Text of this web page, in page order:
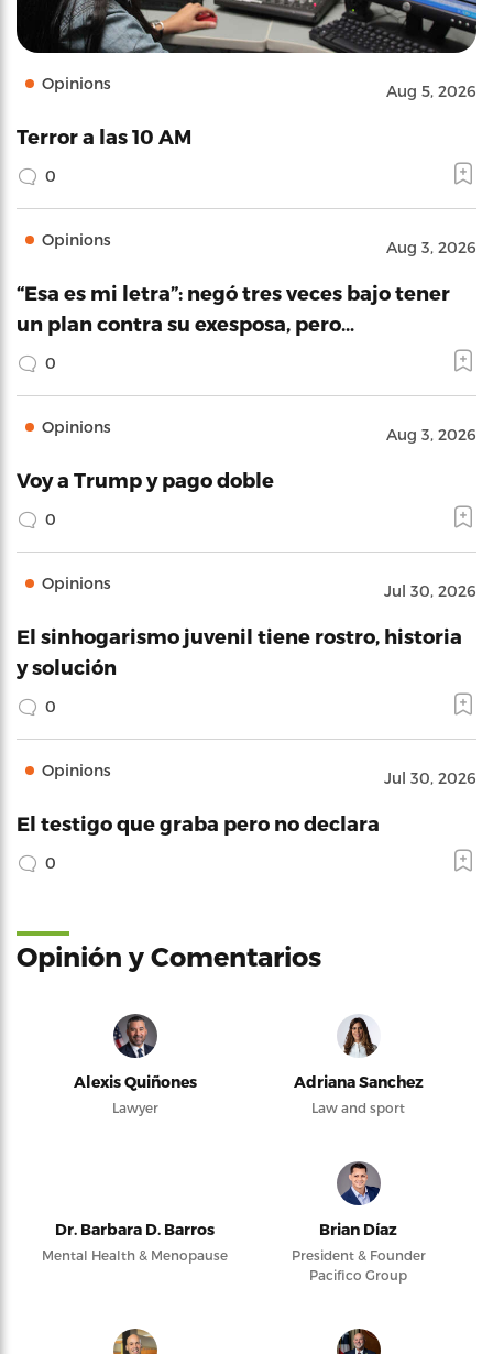
Opinions Aug 5, 2026
Terror a las 10 AM
0
Opinions Aug 3, 2026
“Esa es mi letra”: negó tres veces bajo tener
un plan contra su exesposa, pero…
0
Opinions Aug 3, 2026
Voy a Trump y pago doble
0
Opinions Jul 30, 2026
El sinhogarismo juvenil tiene rostro, historia
y solución
0
Opinions Jul 30, 2026
El testigo que graba pero no declara
0
Opinión y Comentarios
Alexis Quiñones
Lawyer
Adriana Sanchez
Law and sport
Dr. Barbara D. Barros
Mental Health & Menopause
Brian Díaz
President & Founder
Pacifico Group